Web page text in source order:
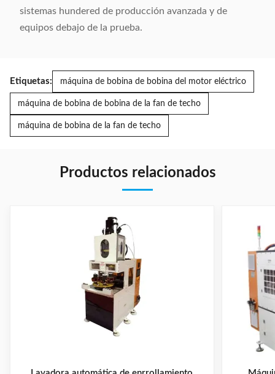
sistemas hundered de producción avanzada y de
equipos debajo de la prueba.
Etiquetas: máquina de bobina de bobina del motor eléctrico
máquina de bobina de bobina de la fan de techo
máquina de bobina de la fan de techo
Productos relacionados